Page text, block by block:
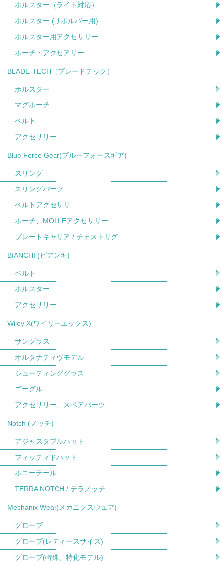
ホルスター（ライト対応）
ホルスター (リボルバー用)
ホルスター用アクセサリー
ポーチ・アクセアリー
BLADE-TECH（ブレードテック）
ホルスター
マグポーチ
ベルト
アクセサリー
Blue Force Gear(ブルーフォースギア)
スリング
スリングパーツ
ベルトアクセサリ
ポーチ、MOLLEアクセサリー
プレートキャリア / チェストリグ
BIANCHI (ビアンキ)
ベルト
ホルスター
アクセサリー
Wiley X(ワイリーエックス)
サングラス
オルタナティヴモデル
シューティンググラス
ゴーグル
アクセサリー、スペアパーツ
Notch (ノッチ)
アジャスタブルハット
フィッティドハット
ポニーテール
TERRA NOTCH / テラノッチ
Mechanix Wear(メカニクスウェア)
グローブ
グローブ(レディースサイズ)
グローブ(特殊、特化モデル)